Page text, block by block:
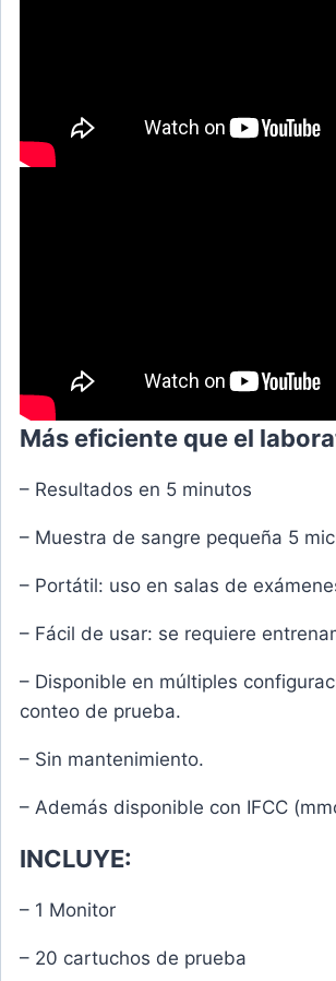
Más eficiente que el
– Resultados en 5 minutos
– Muestra de sangre pequeña 5
– Portátil: uso en salas de
– Fácil de usar: se requiere
– Disponible en múltiples
conteo de prueba.
– Sin mantenimiento.
– Además disponible con IFCC
INCLUYE:
– 1 Monitor
– 20 cartuchos de prueba